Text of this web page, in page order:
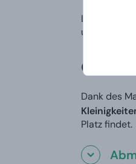
Lassen Sie
Dank des
Platz findet.